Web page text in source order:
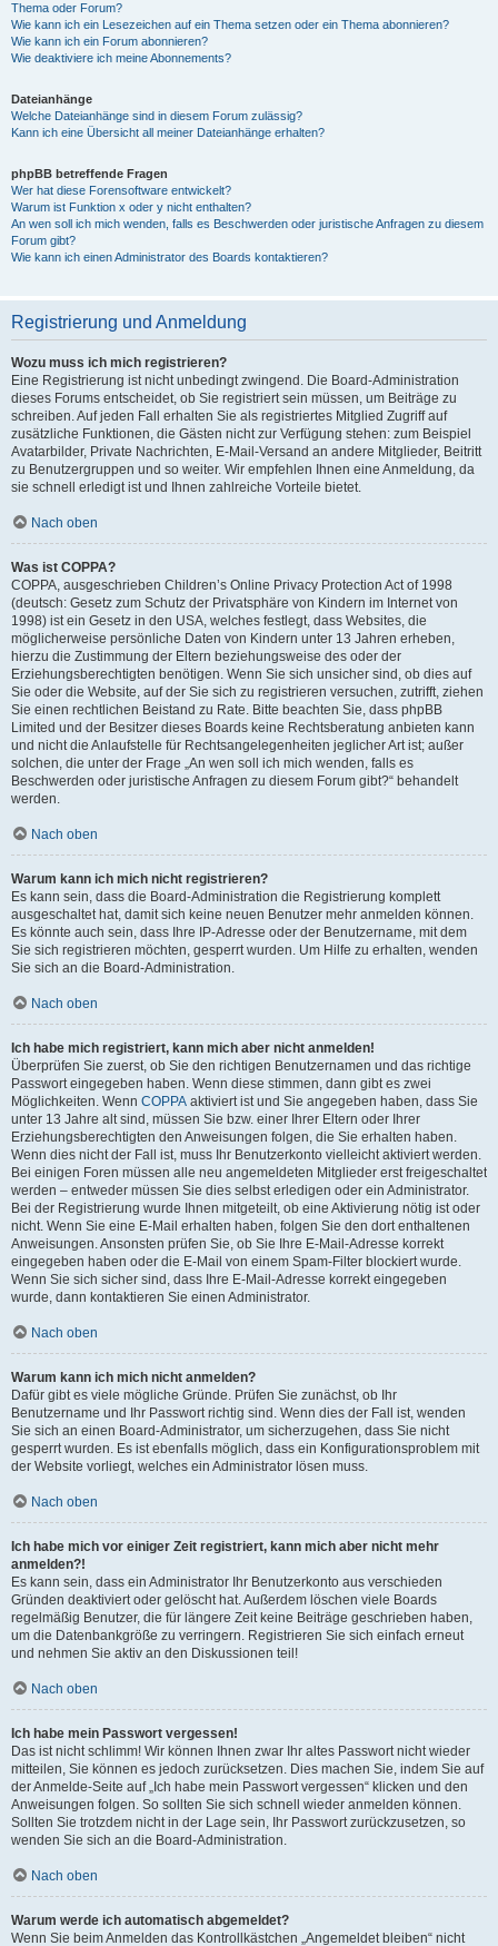
Thema oder Forum?
Wie kann ich ein Lesezeichen auf ein Thema setzen oder ein Thema abonnieren?
Wie kann ich ein Forum abonnieren?
Wie deaktiviere ich meine Abonnements?
Dateianhänge
Welche Dateianhänge sind in diesem Forum zulässig?
Kann ich eine Übersicht all meiner Dateianhänge erhalten?
phpBB betreffende Fragen
Wer hat diese Forensoftware entwickelt?
Warum ist Funktion x oder y nicht enthalten?
An wen soll ich mich wenden, falls es Beschwerden oder juristische Anfragen zu diesem
Forum gibt?
Wie kann ich einen Administrator des Boards kontaktieren?
Registrierung und Anmeldung
Wozu muss ich mich registrieren?
Eine Registrierung ist nicht unbedingt zwingend. Die Board-Administration
dieses Forums entscheidet, ob Sie registriert sein müssen, um Beiträge zu
schreiben. Auf jeden Fall erhalten Sie als registriertes Mitglied Zugriff auf
zusätzliche Funktionen, die Gästen nicht zur Verfügung stehen: zum Beispiel
Avatarbilder, Private Nachrichten, E-Mail-Versand an andere Mitglieder, Beitritt
zu Benutzergruppen und so weiter. Wir empfehlen Ihnen eine Anmeldung, da
sie schnell erledigt ist und Ihnen zahlreiche Vorteile bietet.
Nach oben
Was ist COPPA?
COPPA, ausgeschrieben Children’s Online Privacy Protection Act of 1998
(deutsch: Gesetz zum Schutz der Privatsphäre von Kindern im Internet von
1998) ist ein Gesetz in den USA, welches festlegt, dass Websites, die
möglicherweise persönliche Daten von Kindern unter 13 Jahren erheben,
hierzu die Zustimmung der Eltern beziehungsweise des oder der
Erziehungsberechtigten benötigen. Wenn Sie sich unsicher sind, ob dies auf
Sie oder die Website, auf der Sie sich zu registrieren versuchen, zutrifft, ziehen
Sie einen rechtlichen Beistand zu Rate. Bitte beachten Sie, dass phpBB
Limited und der Besitzer dieses Boards keine Rechtsberatung anbieten kann
und nicht die Anlaufstelle für Rechtsangelegenheiten jeglicher Art ist; außer
solchen, die unter der Frage „An wen soll ich mich wenden, falls es
Beschwerden oder juristische Anfragen zu diesem Forum gibt?“ behandelt
werden.
Nach oben
Warum kann ich mich nicht registrieren?
Es kann sein, dass die Board-Administration die Registrierung komplett
ausgeschaltet hat, damit sich keine neuen Benutzer mehr anmelden können.
Es könnte auch sein, dass Ihre IP-Adresse oder der Benutzername, mit dem
Sie sich registrieren möchten, gesperrt wurden. Um Hilfe zu erhalten, wenden
Sie sich an die Board-Administration.
Nach oben
Ich habe mich registriert, kann mich aber nicht anmelden!
Überprüfen Sie zuerst, ob Sie den richtigen Benutzernamen und das richtige
Passwort eingegeben haben. Wenn diese stimmen, dann gibt es zwei
Möglichkeiten. Wenn COPPA aktiviert ist und Sie angegeben haben, dass Sie
unter 13 Jahre alt sind, müssen Sie bzw. einer Ihrer Eltern oder Ihrer
Erziehungsberechtigten den Anweisungen folgen, die Sie erhalten haben.
Wenn dies nicht der Fall ist, muss Ihr Benutzerkonto vielleicht aktiviert werden.
Bei einigen Foren müssen alle neu angemeldeten Mitglieder erst freigeschaltet
werden – entweder müssen Sie dies selbst erledigen oder ein Administrator.
Bei der Registrierung wurde Ihnen mitgeteilt, ob eine Aktivierung nötig ist oder
nicht. Wenn Sie eine E-Mail erhalten haben, folgen Sie den dort enthaltenen
Anweisungen. Ansonsten prüfen Sie, ob Sie Ihre E-Mail-Adresse korrekt
eingegeben haben oder die E-Mail von einem Spam-Filter blockiert wurde.
Wenn Sie sich sicher sind, dass Ihre E-Mail-Adresse korrekt eingegeben
wurde, dann kontaktieren Sie einen Administrator.
Nach oben
Warum kann ich mich nicht anmelden?
Dafür gibt es viele mögliche Gründe. Prüfen Sie zunächst, ob Ihr
Benutzername und Ihr Passwort richtig sind. Wenn dies der Fall ist, wenden
Sie sich an einen Board-Administrator, um sicherzugehen, dass Sie nicht
gesperrt wurden. Es ist ebenfalls möglich, dass ein Konfigurationsproblem mit
der Website vorliegt, welches ein Administrator lösen muss.
Nach oben
Ich habe mich vor einiger Zeit registriert, kann mich aber nicht mehr
anmelden?!
Es kann sein, dass ein Administrator Ihr Benutzerkonto aus verschieden
Gründen deaktiviert oder gelöscht hat. Außerdem löschen viele Boards
regelmäßig Benutzer, die für längere Zeit keine Beiträge geschrieben haben,
um die Datenbankgröße zu verringern. Registrieren Sie sich einfach erneut
und nehmen Sie aktiv an den Diskussionen teil!
Nach oben
Ich habe mein Passwort vergessen!
Das ist nicht schlimm! Wir können Ihnen zwar Ihr altes Passwort nicht wieder
mitteilen, Sie können es jedoch zurücksetzen. Dies machen Sie, indem Sie auf
der Anmelde-Seite auf „Ich habe mein Passwort vergessen“ klicken und den
Anweisungen folgen. So sollten Sie sich schnell wieder anmelden können.
Sollten Sie trotzdem nicht in der Lage sein, Ihr Passwort zurückzusetzen, so
wenden Sie sich an die Board-Administration.
Nach oben
Warum werde ich automatisch abgemeldet?
Wenn Sie beim Anmelden das Kontrollkästchen „Angemeldet bleiben“ nicht